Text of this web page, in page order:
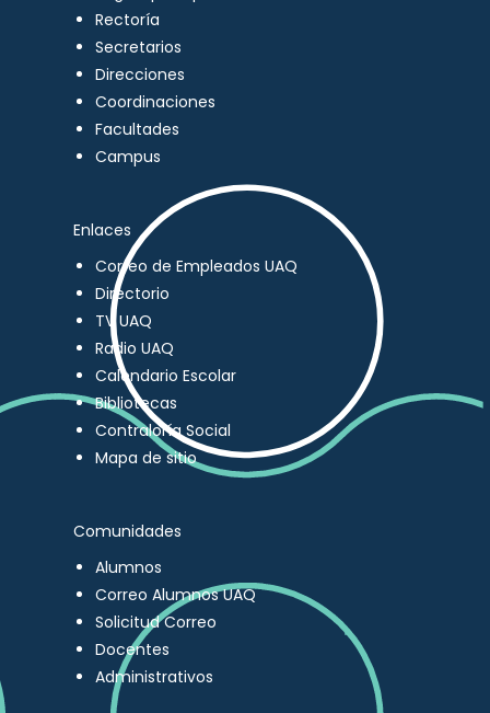
Rectoría
Secretarios
Direcciones
Coordinaciones
Facultades
Campus
Enlaces
Correo de Empleados UAQ
Directorio
TV UAQ
Radio UAQ
Calendario Escolar
Bibliotecas
Contraloría Social
Mapa de sitio
Comunidades
Alumnos
Correo Alumnos UAQ
Solicitud Correo
Docentes
Administrativos